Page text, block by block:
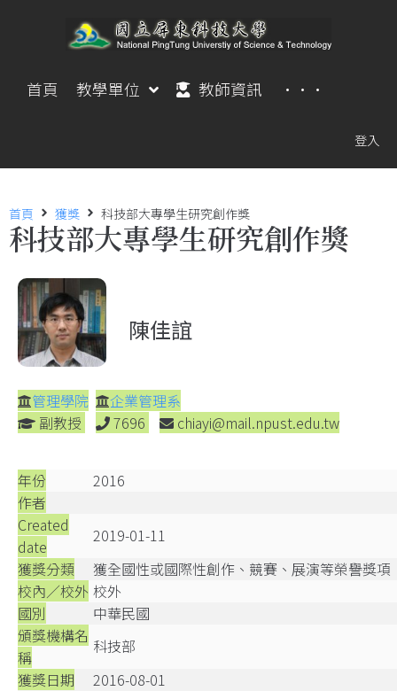
首頁 教學單位 教師資訊 ···
登入
首頁 獲獎 科技部大專學生研究創作獎
科技部大專學生研究創作獎
陳佳誼
管理學院
企業管理系
副教授
7696 chiayi@mail.npust.edu.tw
年份
2016
作者
Created
date
2019-01-11
獲獎分類
獲全國性或國際性創作、競賽、展演等榮譽獎項
校內／校外 校外
國別
中華民國
頒獎機構名
稱
科技部
獲獎日期
2016-08-01